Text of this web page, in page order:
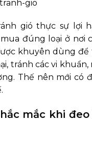
gió thực sự lợi
đúng loại ở nơi
khuyên dùng để
tránh các vi
Thế nên mới có
mắc khi